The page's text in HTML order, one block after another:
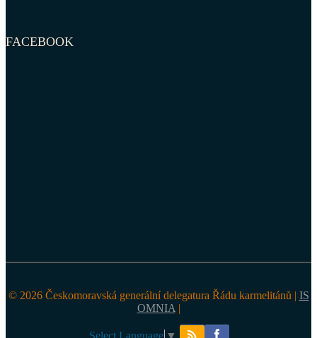
FACEBOOK
© 2026 Českomoravská generální delegatura Řádu karmelitánů | IS
OMNIA |